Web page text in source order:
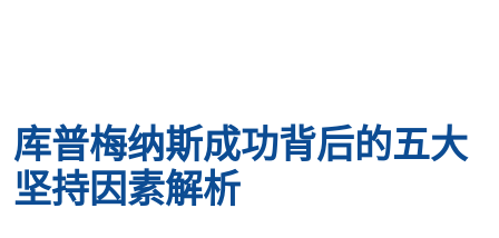
库普梅纳斯成功背后的五大
坚持因素解析